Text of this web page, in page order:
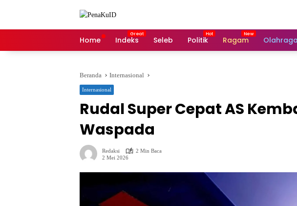
Home Indeks Seleb Politik Ragam Olahraga
Beranda Internasional
Internasional
Rudal Super Cepat AS
Waspada
Redaksi
2 Min Baca
2 Mei 2026